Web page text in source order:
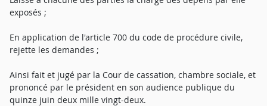
exposés ;
En application de l'article 700 du code de procédure civile,
rejette les demandes ;
Ainsi fait et jugé par la Cour de cassation, chambre sociale, et
prononcé par le président en son audience publique du
quinze juin deux mille vingt-deux.